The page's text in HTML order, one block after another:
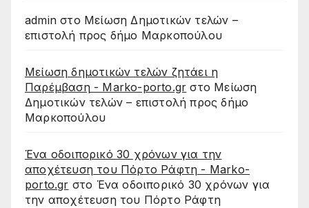
admin στο Μείωση Δημοτικών τελών –
επιστολή προς δήμο Μαρκοπούλου
Μείωση δημοτικών τελών ζητάει η
Παρέμβαση - Marko-porto.gr στο Μείωση
Δημοτικών τελών – επιστολή προς δήμο
Μαρκοπούλου
Ένα οδοιπορικό 30 χρόνων για την
αποχέτευση του Πόρτο Ράφτη - Marko-
porto.gr στο Ένα οδοιπορικό 30 χρόνων για
την αποχέτευση του Πόρτο Ράφτη